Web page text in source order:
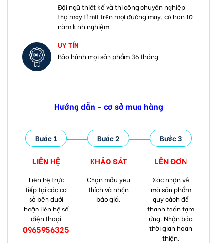
Đội ngũ thiết kế và thi công chuyên nghiệp,
thợ may tỉ mit trên mọi đường may, có hơn 10
năm kinh nghiệm
UY TÍN
Bảo hành mọi sản phầm 36 tháng
Hướng dẫn - cơ sở mua hàng
Bước 1
LIÊN HỆ
Liên hệ trực
tiếp tại các cơ
sở bên dưới
hoặc liên hệ số
điện thoại
0965956325
Bước 2
KHẢO SÁT
Chọn mẫu yêu
thích và nhận
báo giá.
Bước 3
LÊN ĐƠN
Xác nhận về
mã sản phẩm
quy cách để
thanh toán tạm
ứng. Nhận báo
thời gian hoàn
thiện.